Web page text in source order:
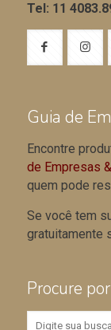
Tel: 11
Guia de
Encontre
de Empresas
quem pode
Se você tem
gratuitamente
Procure